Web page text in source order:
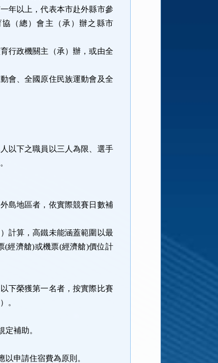
年以上，代表本市赴外縣市參
（總）會主（承）辦之縣市
行政機關主（承）辦，或由全
會、全國原住民族運動會及全
以下之職員以三人為限、選手
島地區者，依實際競賽日數補
計算，高鐵未能涵蓋範圍以最
(經濟艙)或機票(經濟艙)價位計
下榮獲第一名者，按實際比賽
。
補助。
申請住宿費為原則。